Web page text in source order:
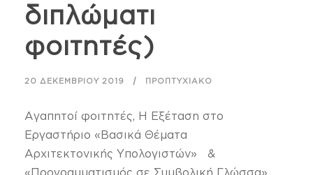
διπλώματι
φοιτητές)
20 ΔΕΚΕΜΒΡΊΟΥ 2019 ΠΡΟΠΤΥΧΙΑΚΌ
Αγαπητοί φοιτητές, Η Εξέταση στο
Εργαστήριο «Βασικά Θέματα
Αρχιτεκτονικής Υπολογιστών» &
«Προγραμματισμός σε Συμβολική Γλώσσα»